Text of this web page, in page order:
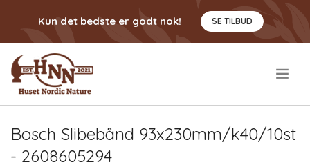
Kun det bedste er godt nok! SE TILBUD
Bosch Slibebånd 93x230mm/k40/10st
- 2608605294